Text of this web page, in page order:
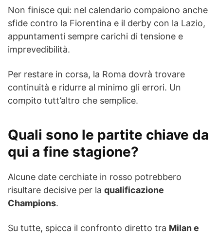
Non finisce qui: nel calendario compaiono anche
sfide contro la Fiorentina e il derby con la Lazio,
appuntamenti sempre carichi di tensione e
imprevedibilità.
Per restare in corsa, la Roma dovrà trovare
continuità e ridurre al minimo gli errori. Un
compito tutt’altro che semplice.
Quali sono le partite chiave da
qui a fine stagione?
Alcune date cerchiate in rosso potrebbero
risultare decisive per la qualificazione
Champions.
Su tutte, spicca il confronto diretto tra Milan e